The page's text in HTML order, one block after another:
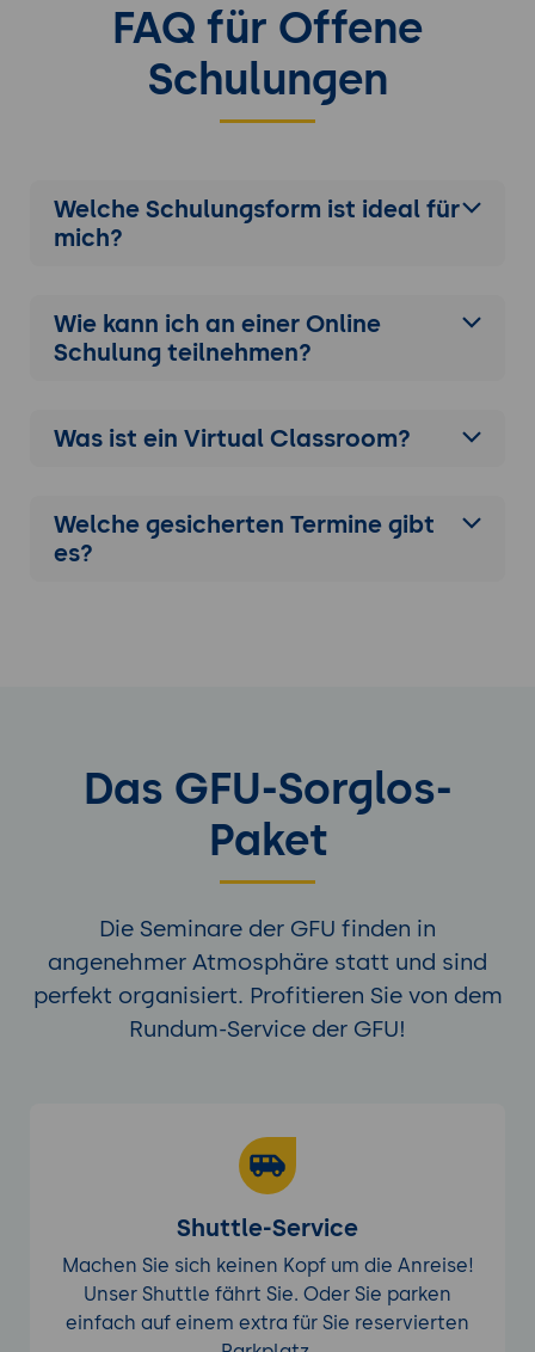
FAQ für Offene
Schulungen
Welche Schulungsform ist ideal für
mich?
Wie kann ich an einer Online
Schulung teilnehmen?
Was ist ein Virtual Classroom?
Welche gesicherten Termine gibt
es?
Das GFU-Sorglos-
Paket
Die Seminare der GFU finden in
angenehmer Atmosphäre statt und sind
perfekt organisiert. Profitieren Sie von dem
Rundum-Service der GFU!
Shuttle-Service
Machen Sie sich keinen Kopf um die Anreise!
Unser Shuttle fährt Sie. Oder Sie parken
einfach auf einem extra für Sie reservierten